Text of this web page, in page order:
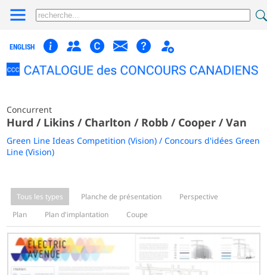
ENGLISH
Concurrent
Hurd / Likins / Charlton / Robb / Cooper / Van
Green Line Ideas Competition (Vision) / Concours d'idées Green
Line (Vision)
Tous les types Planche de présentation
Perspective
Plan
Plan d'implantation Coupe